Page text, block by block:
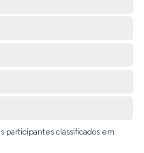
participantes classificados em